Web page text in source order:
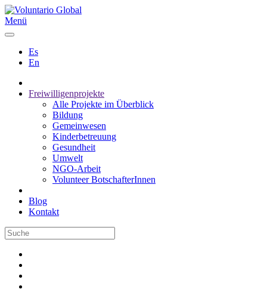
Menü
Es
En
Freiwilligenprojekte
Alle Projekte im Überblick
Bildung
Gemeinwesen
Kinderbetreuung
Gesundheit
Umwelt
NGO-Arbeit
Volunteer BotschafterInnen
Blog
Kontakt